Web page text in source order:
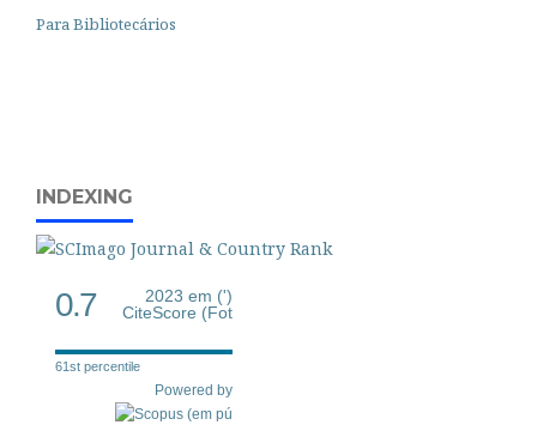
Para Bibliotecários
INDEXING
0.7
2023 em (')
CiteScore (Fot
61st percentile
Powered by